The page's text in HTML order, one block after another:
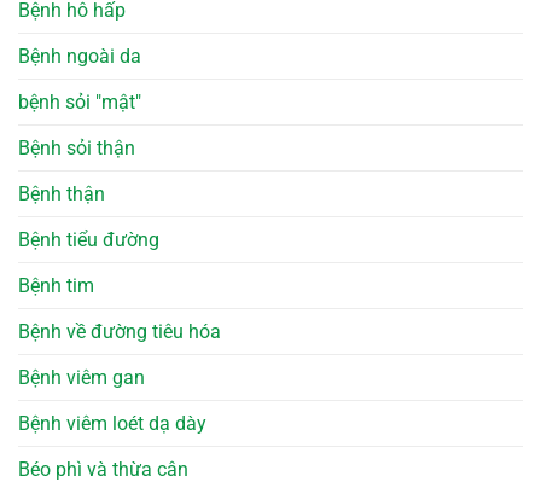
Bệnh hô hấp
Bệnh ngoài da
bệnh sỏi "mật"
Bệnh sỏi thận
Bệnh thận
Bệnh tiểu đường
Bệnh tim
Bệnh về đường tiêu hóa
Bệnh viêm gan
Bệnh viêm loét dạ dày
Béo phì và thừa cân